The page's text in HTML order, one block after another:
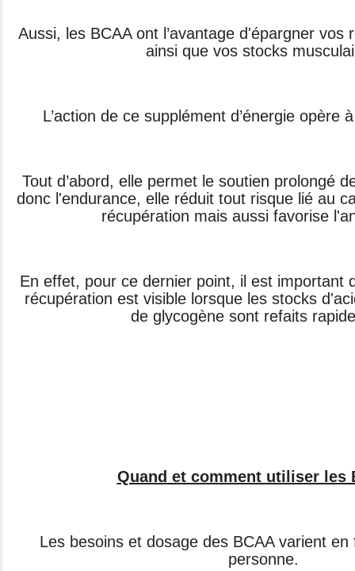
Aussi, les BCAA ont l’avantage d'épargner vos
ainsi que vos stocks
L’action de ce supplément d’énergie opère
Tout d’abord, elle permet le soutien prolongé
donc l'endurance, elle réduit tout risque lié au
récupération mais aussi favorise
En effet, pour ce dernier point, il est important
récupération est visible lorsque les stocks
de glycogène sont refaits
Quand et comment utiliser les
Les besoins et dosage des BCAA varient
personne.